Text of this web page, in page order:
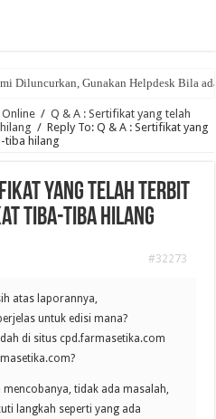
Diluncurkan, Gunakan Helpdesk Bila
Online / Q & A : Sertifikat yang telah
/ Reply To: Q & A : Sertifikat yang
tiba hilang
yang telah terbit
tiba-tiba hilang
#32273
atas laporannya,
untuk edisi mana?
di situs cpd.farmasetika.com
mencobanya, tidak ada masalah,
langkah seperti yang ada